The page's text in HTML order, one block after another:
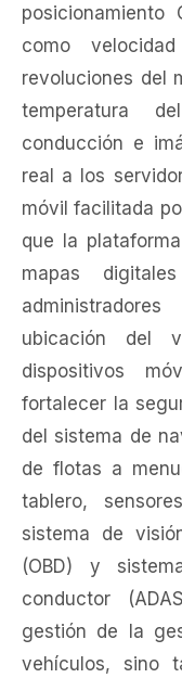
posicionamiento
como
revoluciones del
temperatura
conducción e
real a los
móvil facilitada
que la
mapas
ubicación del
dispositivos
fortalecer la
del sistema de
de flotas a
tablero,
sistema de
(OBD) y
conductor
gestión de la
vehículos, sino